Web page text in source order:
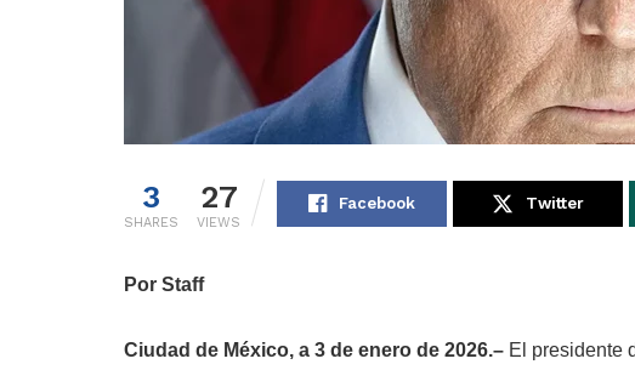
3
SHARES
27
VIEWS
Facebook Twitter
Por Staff
Ciudad de México, a 3 de enero de 2026.– El presidente